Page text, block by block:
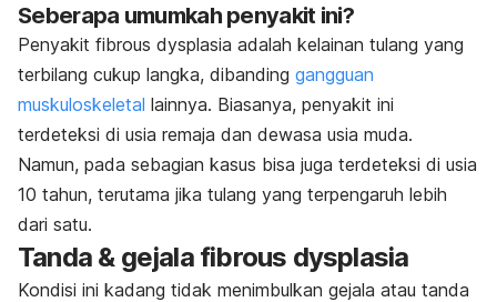
Seberapa umumkah penyakit ini?
Penyakit fibrous dysplasia adalah kelainan tulang yang
terbilang cukup langka, dibanding gangguan
muskuloskeletal lainnya. Biasanya, penyakit ini
terdeteksi di usia remaja dan dewasa usia muda.
Namun, pada sebagian kasus bisa juga terdeteksi di usia
10 tahun, terutama jika tulang yang terpengaruh lebih
dari satu.
Tanda & gejala fibrous dysplasia
Kondisi ini kadang tidak menimbulkan gejala atau tanda